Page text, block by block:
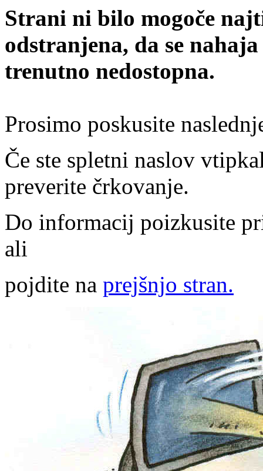
Strani ni bilo mogoče
odstranjena, da se
trenutno nedostopna.
Prosimo poskusite
Če ste spletni naslov
preverite črkovanje.
Do informacij poizkusite
ali
pojdite na prejšnjo stran.